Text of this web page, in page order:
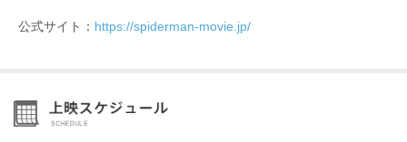
公式サイト： https://spiderman-movie.jp/